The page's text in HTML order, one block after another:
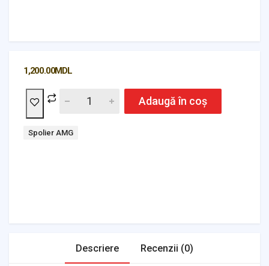
1,200.00MDL
Adaugă în coș
Tag:
Spolier AMG
Descriere Recenzii (0)